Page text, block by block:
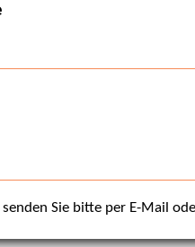
Sie bitte per E-Mail